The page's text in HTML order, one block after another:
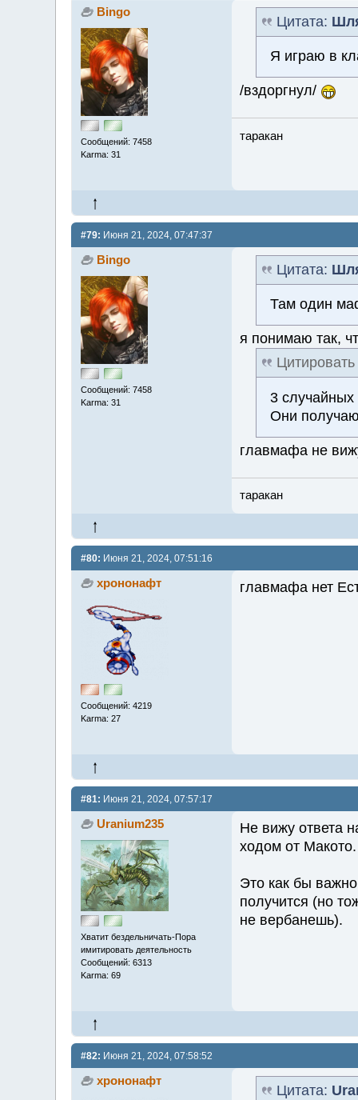
Bingo
Сообщений: 7458
Karma: 31
Цитата:
Я играю в
/вздоргнул/
таракан
#79: Июня 21, 2024, 07:47:37
Bingo
Сообщений: 7458
Karma: 31
Цитата:
Там один
я понимаю так,
Цитировать
3
Они
главмафа не
таракан
#80: Июня 21, 2024, 07:51:16
хрононафт
Сообщений: 4219
Karma: 27
главмафа нет
#81: Июня 21, 2024, 07:57:17
Uranium235
Хватит бездельничать-Пора
имитировать деятельность
Сообщений: 6313
Karma: 69
Не вижу ответа
ходом от Макото.
Это как бы
получится (но
не вербанешь).
#82: Июня 21, 2024, 07:58:52
хрононафт
Цитата: